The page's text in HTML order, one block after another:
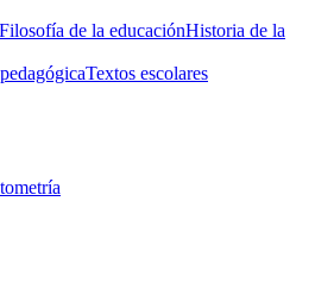
Filosofía de la educaciónHistoria de la
Textos escolares